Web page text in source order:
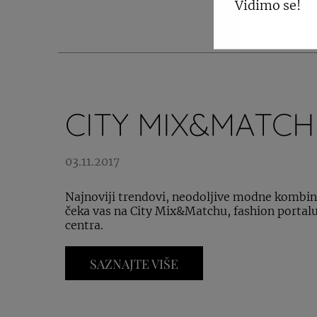
CITY MIX&MATCH
03.11.2017
Najnoviji trendovi, neodoljive modne
čeka vas na City Mix&Matchu, fashion
centra.
SAZNAJTE VIŠE
Vidimo se!